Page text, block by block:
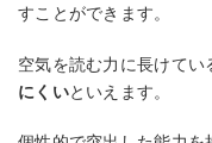
すことができます。
空気を読む力に長けてい
にくいといえます。